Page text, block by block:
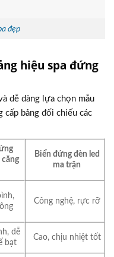
đẹp
hiệu spa đứng
dễ dàng lựa chọn mẫu
cấp bảng đối chiếu các
căng
Biển đứng đèn led
ma trận
Công nghệ, rực rỡ
dễ
bạt
Cao, chịu nhiệt tốt